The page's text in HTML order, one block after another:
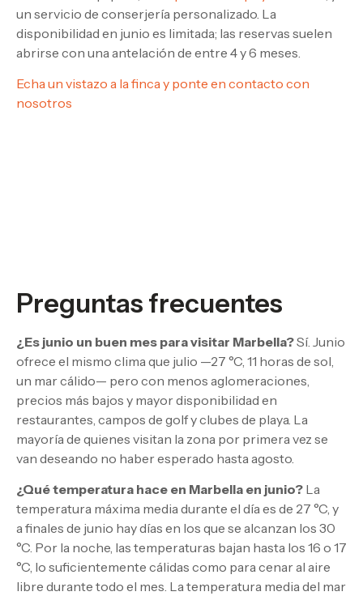
un servicio de conserjería personalizado. La
disponibilidad en junio es limitada; las reservas suelen
abrirse con una antelación de entre 4 y 6 meses.
Echa un vistazo a la finca y ponte en contacto con
nosotros
Preguntas frecuentes
¿Es junio un buen mes para visitar Marbella?Sí. Junio
ofrece el mismo clima que julio —27 °C, 11 horas de sol,
un mar cálido— pero con menos aglomeraciones,
precios más bajos y mayor disponibilidad en
restaurantes, campos de golf y clubes de playa. La
mayoría de quienes visitan la zona por primera vez se
van deseando no haber esperado hasta agosto.
¿Qué temperatura hace en Marbella en junio? La
temperatura máxima media durante el día es de 27 °C, y
a finales de junio hay días en los que se alcanzan los 30
°C. Por la noche, las temperaturas bajan hasta los 16 o 17
°C, lo suficientemente cálidas como para cenar al aire
libre durante todo el mes. La temperatura media del mar